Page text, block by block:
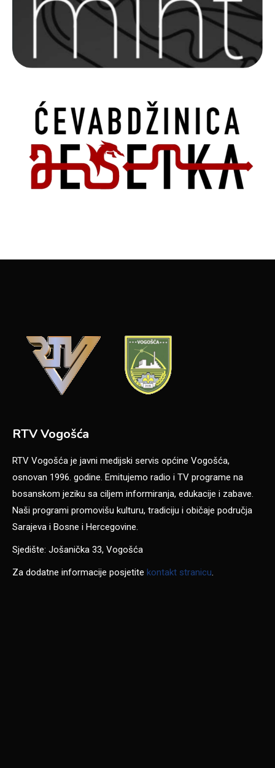
RTV Vogošća
RTV Vogošća je javni medijski servis općine Vogošća,
osnovan 1996. godine. Emitujemo radio i TV programe na
bosanskom jeziku sa ciljem informiranja, edukacije i zabave.
Naši programi promovišu kulturu, tradiciju i običaje područja
Sarajeva i Bosne i Hercegovine.
Sjedište: Jošanička 33, Vogošća
Za dodatne informacije posjetite kontakt stranicu.